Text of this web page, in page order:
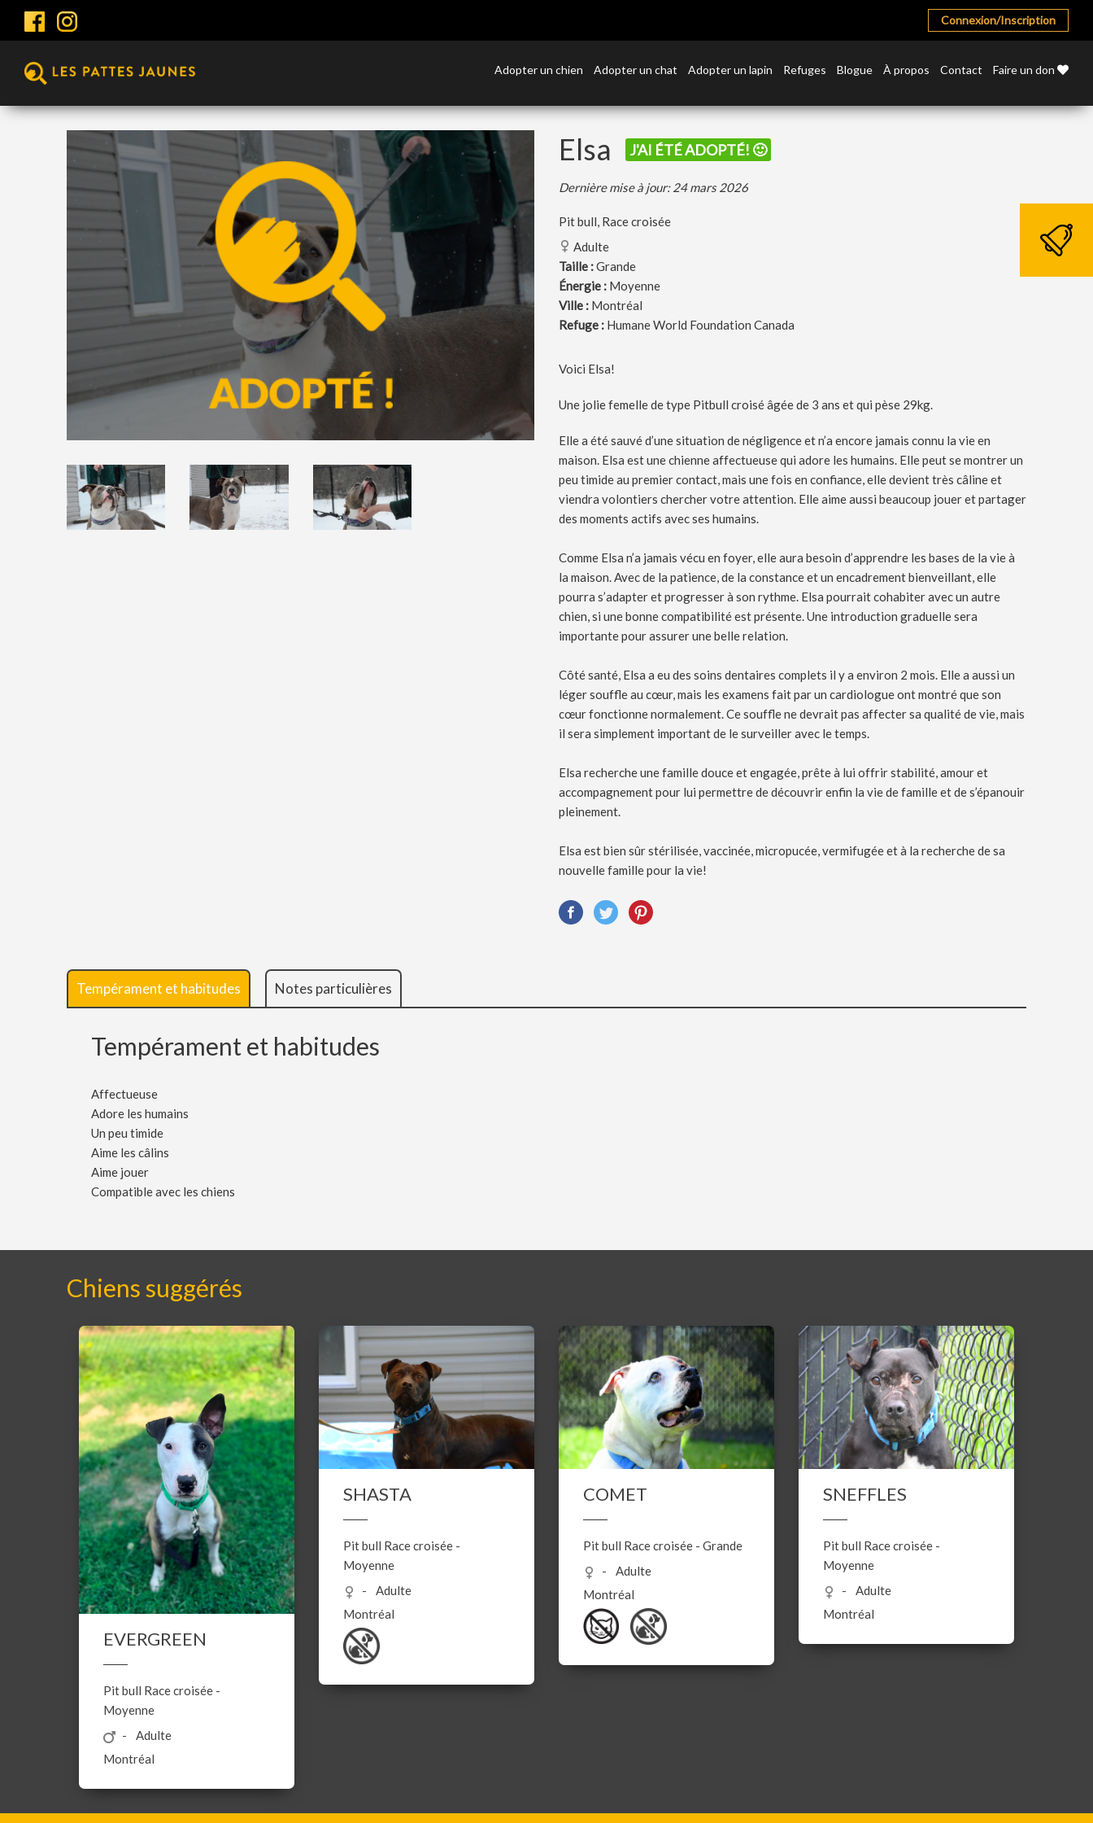
Connexion/Inscription
Adopter un chien Adopter un chat Adopter un lapin Refuges Blogue À propos Contact Faire un don
Elsa J'AI ÉTÉ ADOPTÉ! 🙂
Dernière mise à jour: 24 mars 2026
Pit bull, Race croisée
Adulte
Taille :Grande
Énergie : Moyenne
Ville : Montréal
Refuge : Humane World Foundation Canada
Voici Elsa!
Une jolie femelle de type Pitbull croisé âgée de 3 ans et qui pèse 29kg.
Elle a été sauvé d’une situation de négligence et n’a encore jamais connu la vie en
maison. Elsa est une chienne affectueuse qui adore les humains. Elle peut se montrer un
peu timide au premier contact, mais une fois en confiance, elle devient très câline et
viendra volontiers chercher votre attention. Elle aime aussi beaucoup jouer et partager
des moments actifs avec ses humains.
Comme Elsa n’a jamais vécu en foyer, elle aura besoin d’apprendre les bases de la vie à
la maison. Avec de la patience, de la constance et un encadrement bienveillant, elle
pourra s’adapter et progresser à son rythme. Elsa pourrait cohabiter avec un autre
chien, si une bonne compatibilité est présente. Une introduction graduelle sera
importante pour assurer une belle relation.
Côté santé, Elsa a eu des soins dentaires complets il y a environ 2 mois. Elle a aussi un
léger souffle au cœur, mais les examens fait par un cardiologue ont montré que son
cœur fonctionne normalement. Ce souffle ne devrait pas affecter sa qualité de vie, mais
il sera simplement important de le surveiller avec le temps.
Elsa recherche une famille douce et engagée, prête à lui offrir stabilité, amour et
accompagnement pour lui permettre de découvrir enfin la vie de famille et de s’épanouir
pleinement.
Elsa est bien sûr stérilisée, vaccinée, micropucée, vermifugée et à la recherche de sa
nouvelle famille pour la vie!
Tempérament et habitudes Notes particulières
Tempérament et habitudes
Affectueuse
Adore les humains
Un peu timide
Aime les câlins
Aime jouer
Compatible avec les chiens
Chiens suggérés
EVERGREEN
Pit bull Race croisée -
Moyenne
Adulte
Montréal
SHASTA
Pit bull Race croisée -
Moyenne
Adulte
Montréal
COMET
Pit bull Race croisée - Grande
Adulte
Montréal
SNEFFLES
Pit bull Race croisée -
Moyenne
Adulte
Montréal